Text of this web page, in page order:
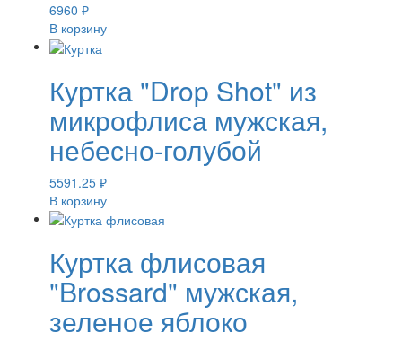
6960 ₽
В корзину
Куртка "Drop Shot" из
микрофлиса мужская,
небесно-голубой
5591.25 ₽
В корзину
Куртка флисовая
"Brossard" мужская,
зеленое яблоко